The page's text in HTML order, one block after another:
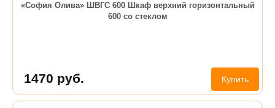
«София Олива» ШВГС 600 Шкаф верхний горизонтальный
600 со стеклом
1470 руб. Купить